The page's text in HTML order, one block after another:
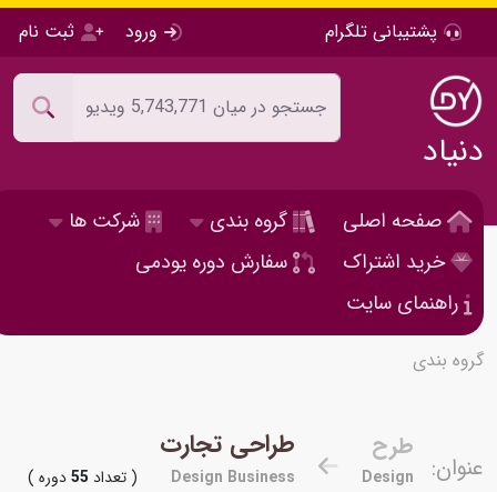
پشتیبانی تلگرام ورود ثبت نام
دنیاد
صفحه اصلی گروه بندی
شرکت ها
خرید اشتراک
سفارش دوره یودمی
راهنمای سایت
گروه بندی
عنوان:
طرح
Design
طراحی تجارت
Design Business ( تعداد55 دوره )